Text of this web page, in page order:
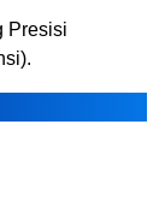
Presisi